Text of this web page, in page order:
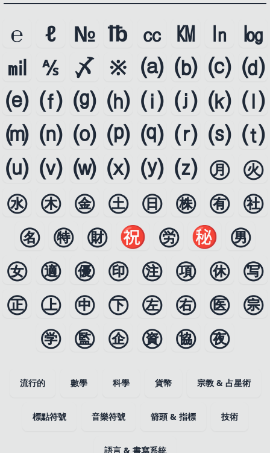
℮ ℓ № ℔ ㏄ ㏎ ㏑
㏒
㏕ ⅍ 〆 ※ ⒜ ⒝ ⒞ ⒟
⒠ ⒡ ⒢ ⒣ ⒤ ⒥ ⒦ ⒧
⒨ ⒩ ⒪ ⒫ ⒬ ⒭ ⒮ ⒯
⒰ ⒱ ⒲ ⒳ ⒴ ⒵ ㊊ ㊋
㊌ ㊍ ㊎ ㊏ ㊐ ㊑ ㊒ ㊓
㊔ ㊕ ㊖ ㊗ ㊘ ㊙ ㊚
㊛ ㊜ ㊝ ㊞ ㊟ ㊠ ㊡ ㊢
㊣ ㊤ ㊥ ㊦ ㊧ ㊨ ㊩ ㊪
㊫ ㊬ ㊭ ㊮ ㊯ ㊰
流行的 數學 科學 貨幣 宗教 & 占星術
標點符號 音樂符號 箭頭 & 指標 技術
語言 & 書寫系統